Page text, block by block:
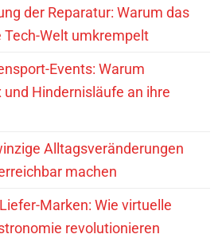
der Reparatur: Warum das
Tech-Welt umkrempelt
Events: Warum
Hindernisläufe an ihre
Alltagsveränderungen
machen
Marken: Wie virtuelle
revolutionieren